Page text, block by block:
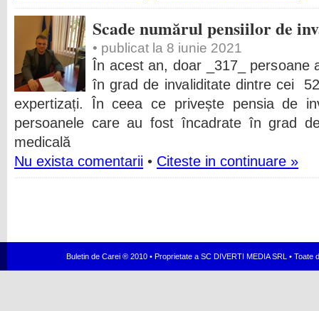
Scade numărul pensiilor de
• publicat la 8 iunie 2021
În acest an, doar _317_ persoane
în grad de invaliditate dintre cei
expertizați. În ceea ce privește pensia de
persoanele care au fost încadrate în grad
medicală
Nu exista comentarii • Citeste in continuare »
Buletin de Carei ® 2010 • Proprietate a SC DIVERTI MEDIA SRL •